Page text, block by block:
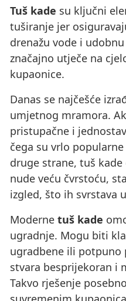
Tuš kade su ključni
tuširanje jer
drenažu vode i
značajno utječe na
kupaonice.
Danas se najčešće
umjetnog mramora.
pristupačne i
čega su vrlo
druge strane, tuš
nude veću čvrstoću,
izgled, što ih svrstava
Moderne tuš kade
ugradnje. Mogu biti
ugradbene ili potpuno
stvara besprijekoran i
Takvo rješenje